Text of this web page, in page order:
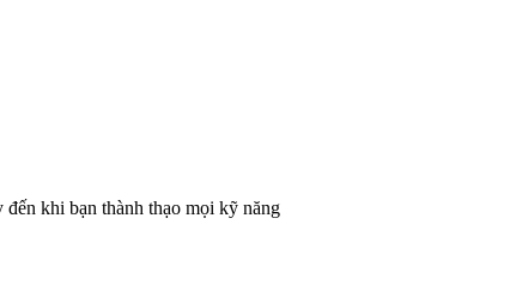
khi bạn thành thạo mọi kỹ năng